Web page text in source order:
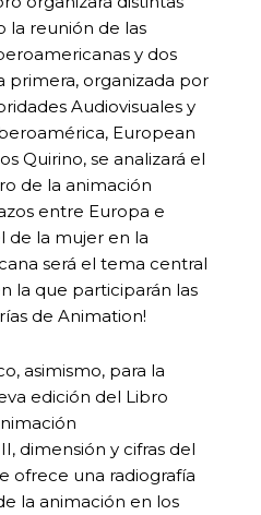
la reunión de las
y dos
primera, organizada por
Audiovisuales y
European
Quirino, se analizará el
de la animación
entre Europa e
de la mujer en la
será el tema central
la que participarán las
de Animation!
asimismo, para la
edición del Libro
dimensión y cifras del
ofrece una radiografía
la animación en los